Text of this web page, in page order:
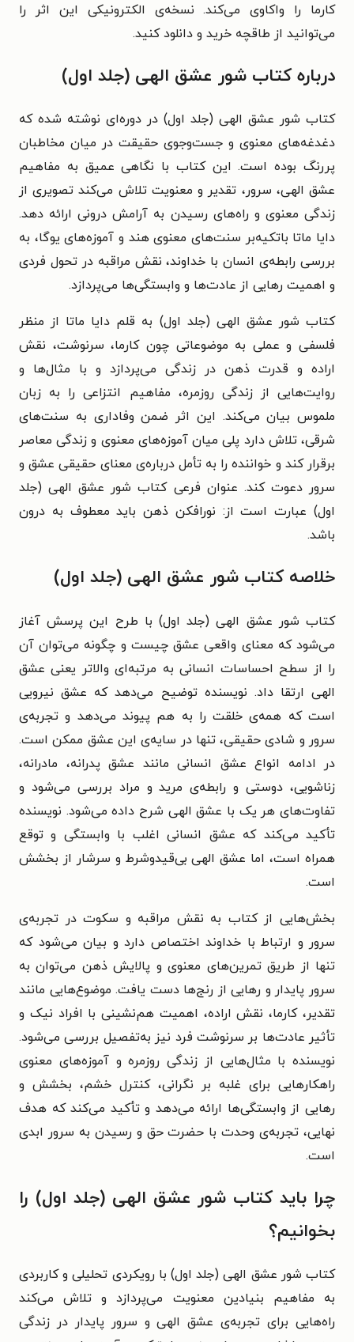
کارما را واکاوی می‌کند. نسخه‌ی الکترونیکی این اثر را
می‌توانید از طاقچه خرید و دانلود کنید.
درباره کتاب شور عشق الهی (جلد اول)
کتاب شور عشق الهی (جلد اول) در دوره‌ای نوشته شده که
دغدغه‌های معنوی و جست‌وجوی حقیقت در میان مخاطبان
پررنگ بوده است. این کتاب با نگاهی عمیق به مفاهیم
عشق الهی، سرور، تقدیر و معنویت تلاش می‌کند تصویری از
زندگی معنوی و راه‌های رسیدن به آرامش درونی ارائه دهد.
دایا ماتا باتکیه‌بر سنت‌های معنوی هند و آموزه‌های یوگا، به
بررسی رابطه‌ی انسان با خداوند، نقش مراقبه در تحول فردی
و اهمیت رهایی از عادت‌ها و وابستگی‌ها می‌پردازد.
کتاب شور عشق الهی (جلد اول) به قلم دایا ماتا از منظر
فلسفی و عملی به موضوعاتی چون کارما، سرنوشت، نقش
اراده و قدرت ذهن در زندگی می‌پردازد و با مثال‌ها و
روایت‌هایی از زندگی روزمره، مفاهیم انتزاعی را به زبان
ملموس بیان می‌کند. این اثر ضمن وفاداری به سنت‌های
شرقی، تلاش دارد پلی میان آموزه‌های معنوی و زندگی معاصر
برقرار کند و خواننده را به تأمل درباره‌ی معنای حقیقی عشق و
سرور دعوت کند. عنوان فرعی کتاب شور عشق الهی (جلد
اول) عبارت است از: نورافکن ذهن باید معطوف به درون
باشد.
خلاصه کتاب شور عشق الهی (جلد اول)
کتاب شور عشق الهی (جلد اول) با طرح این پرسش آغاز
می‌شود که معنای واقعی عشق چیست و چگونه می‌توان آن
را از سطح احساسات انسانی به مرتبه‌ای والاتر یعنی عشق
الهی ارتقا داد. نویسنده توضیح می‌دهد که عشق نیرویی
است که همه‌ی خلقت را به هم پیوند می‌دهد و تجربه‌ی
سرور و شادی حقیقی، تنها در سایه‌ی این عشق ممکن است.
در ادامه انواع عشق انسانی مانند عشق پدرانه، مادرانه،
زناشویی، دوستی و رابطه‌ی مرید و مراد بررسی می‌شود و
تفاوت‌های هر یک با عشق الهی شرح داده می‌شود. نویسنده
تأکید می‌کند که عشق انسانی اغلب با وابستگی و توقع
همراه است، اما عشق الهی بی‌قیدوشرط و سرشار از بخشش
است.
بخش‌هایی از کتاب به نقش مراقبه و سکوت در تجربه‌ی
سرور و ارتباط با خداوند اختصاص دارد و بیان می‌شود که
تنها از طریق تمرین‌های معنوی و پالایش ذهن می‌توان به
سرور پایدار و رهایی از رنج‌ها دست یافت. موضوع‌هایی مانند
تقدیر، کارما، نقش اراده، اهمیت هم‌نشینی با افراد نیک و
تأثیر عادت‌ها بر سرنوشت فرد نیز به‌تفصیل بررسی می‌شود.
نویسنده با مثال‌هایی از زندگی روزمره و آموزه‌های معنوی
راهکارهایی برای غلبه بر نگرانی، کنترل خشم، بخشش و
رهایی از وابستگی‌ها ارائه می‌دهد و تأکید می‌کند که هدف
نهایی، تجربه‌ی وحدت با حضرت حق و رسیدن به سرور ابدی
است.
چرا باید کتاب شور عشق الهی (جلد اول) را
بخوانیم؟
کتاب شور عشق الهی (جلد اول) با رویکردی تحلیلی و کاربردی
به مفاهیم بنیادین معنویت می‌پردازد و تلاش می‌کند
راه‌هایی برای تجربه‌ی عشق الهی و سرور پایدار در زندگی